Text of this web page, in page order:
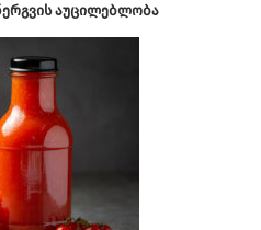
აუცილებლობა